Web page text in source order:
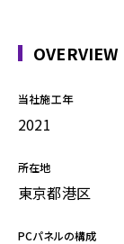
OVERVIEW
当社施工年
2021
所在地
東京都港区
PCパネルの構成